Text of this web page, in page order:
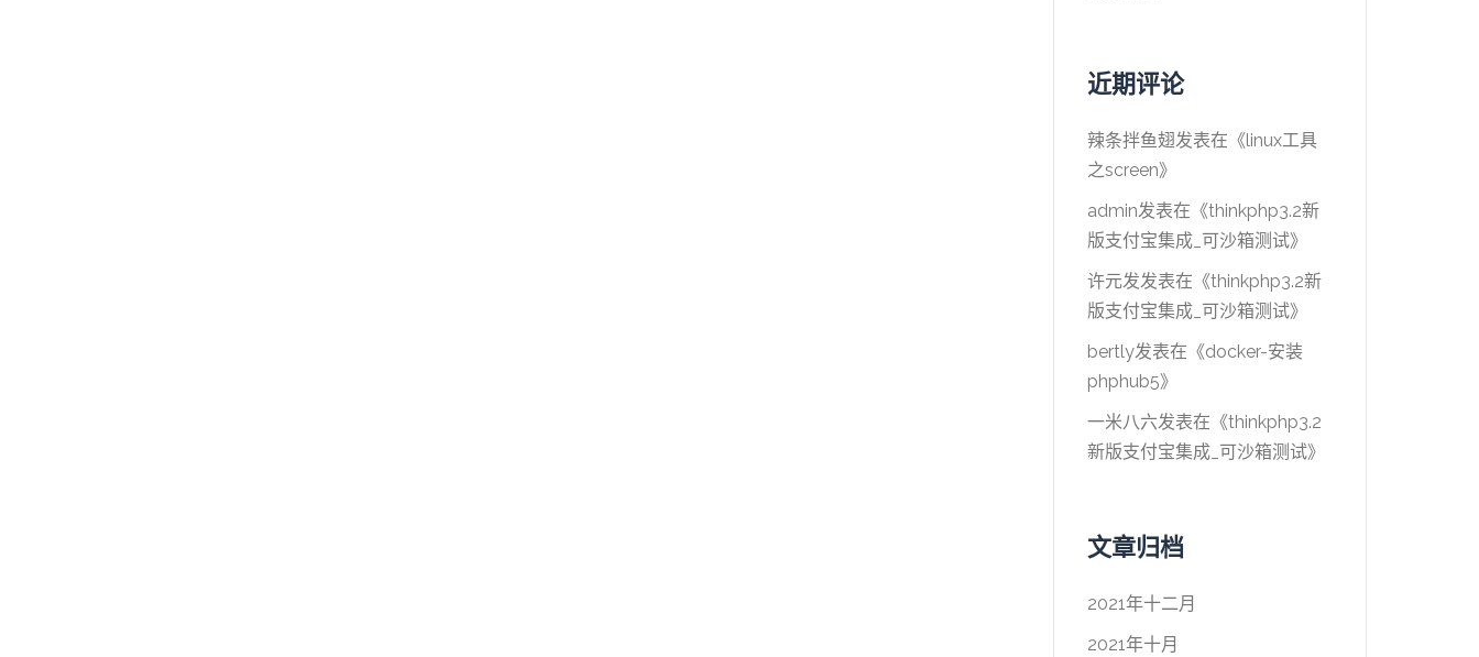
近期评论
辣条拌鱼翅发表在《linux工具
之screen》
admin发表在《thinkphp3.2新
版支付宝集成_可沙箱测试》
许元发发表在《thinkphp3.2新
版支付宝集成_可沙箱测试》
bertly发表在《docker-安装
phphub5》
一米八六发表在《thinkphp3.2
新版支付宝集成_可沙箱测试》
文章归档
2021年十二月
2021年十月